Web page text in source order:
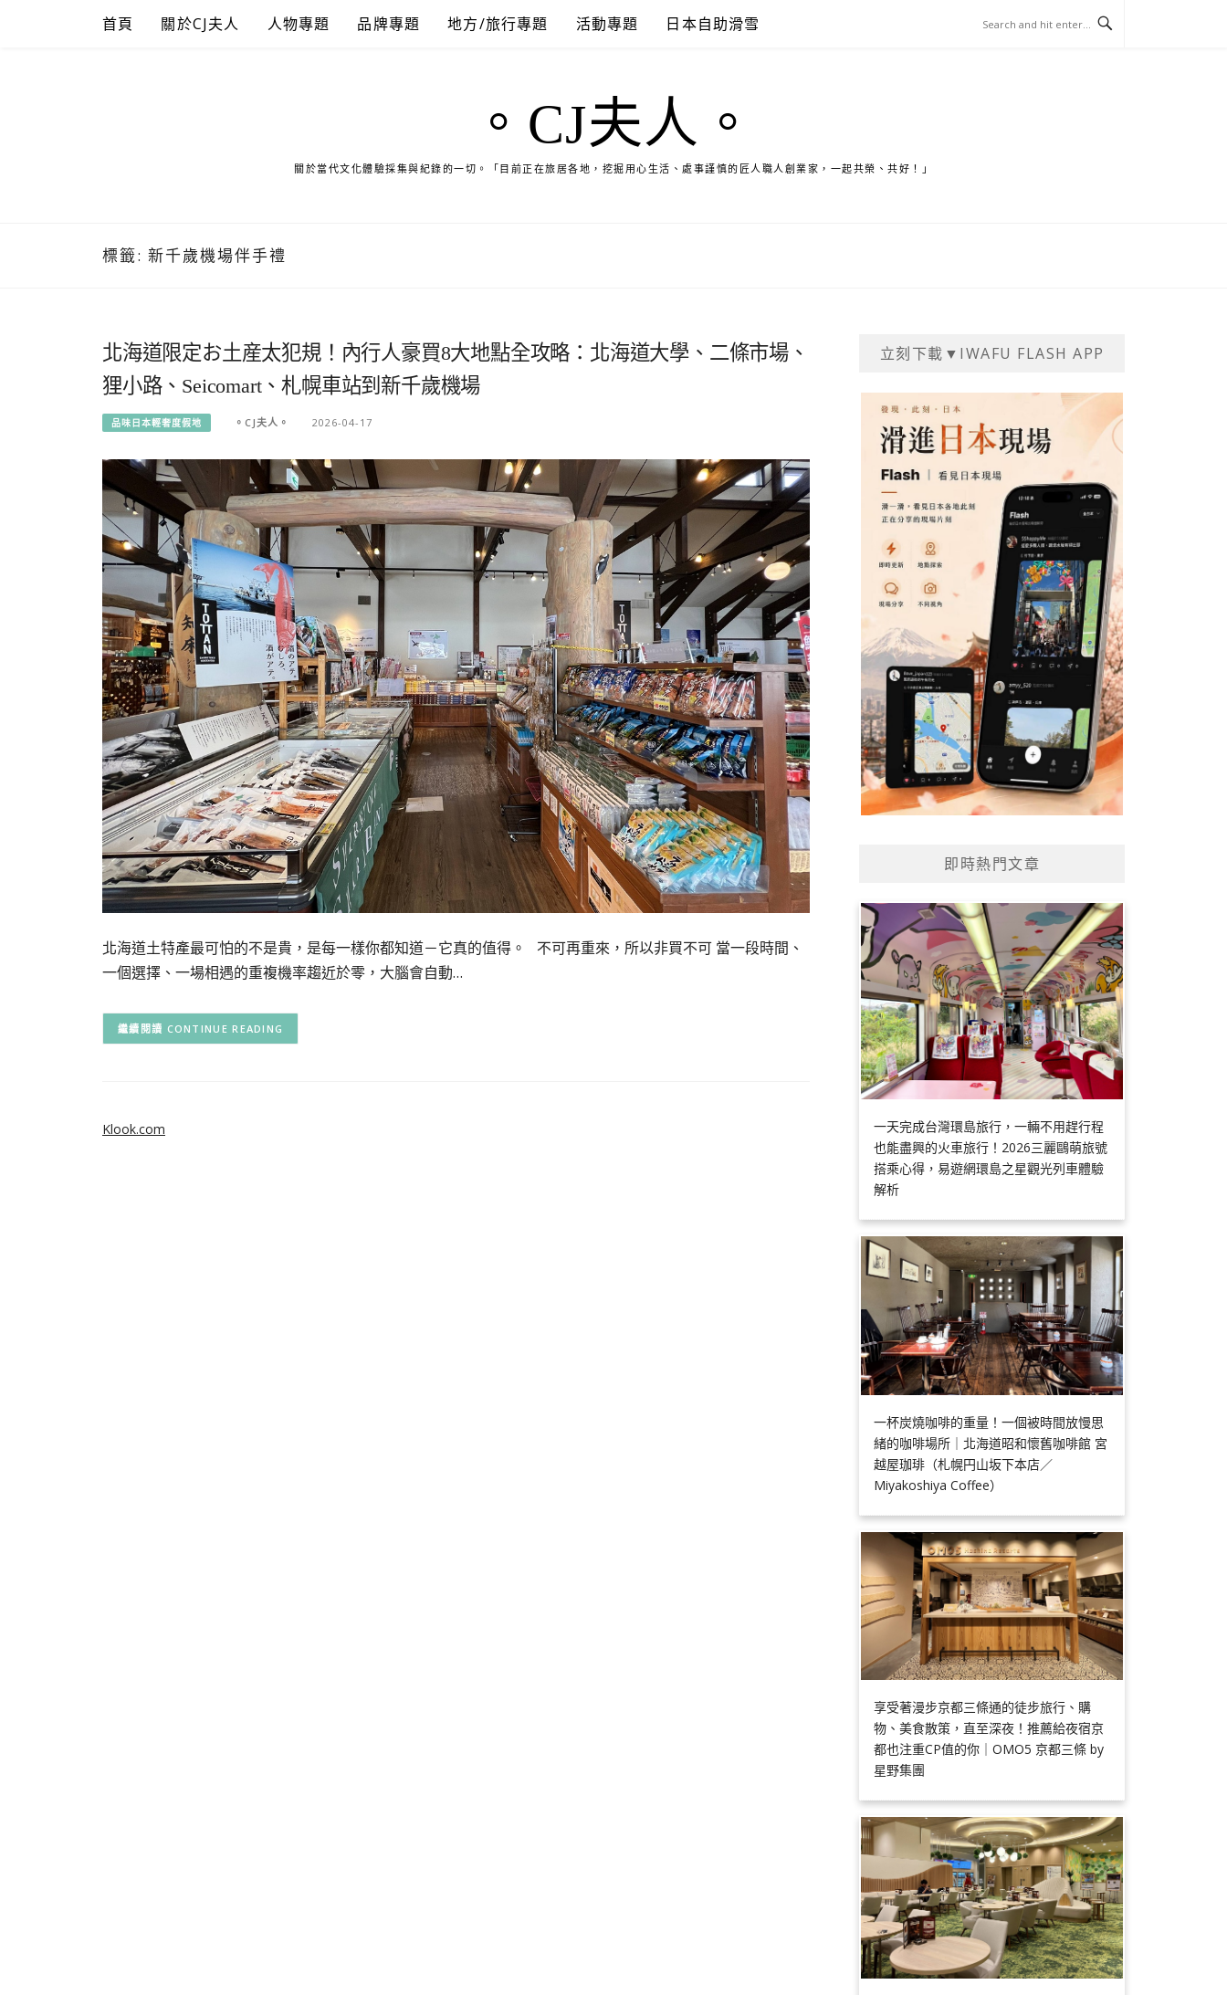
首頁 關於CJ夫人 人物專題 品牌專題 地方/旅行專題 活動專題 日本自助滑雪
。CJ夫人。
關於當代文化體驗採集與紀錄的一切。「目前正在旅居各地，挖掘用心生活、處事謹慎的匠人職人創業家，一起共榮、共好！」
標籤: 新千歲機場伴手禮
北海道限定お土産太犯規！內行人豪買8大地點全攻略：北海道大學、二條市場、
狸小路、Seicomart、札幌車站到新千歲機場
品味日本輕奢度假地 。CJ夫人。 2026-04-17
北海道土特產最可怕的不是貴，是每一樣你都知道－它真的值得。 不可再重來，所以非買不可 當一段時間、
一個選擇、一場相遇的重複機率趨近於零，大腦會自動…
CONTINUE READING
立刻下載▼IWAFU FLASH APP
即時熱門文章
一天完成台灣環島旅行，一輛不用趕行程
也能盡興的火車旅行！2026三麗鷗萌旅號
搭乘心得，易遊網環島之星觀光列車體驗
解析
一杯炭燒咖啡的重量！一個被時間放慢思
緒的咖啡場所｜北海道昭和懷舊咖啡館 宮
越屋珈琲（札幌円山坂下本店／
Miyakoshiya Coffee）
享受著漫步京都三條通的徒步旅行、購
物、美食散策，直至深夜！推薦給夜宿京
都也注重CP值的你｜OMO5 京都三條 by
星野集團
Klook.com